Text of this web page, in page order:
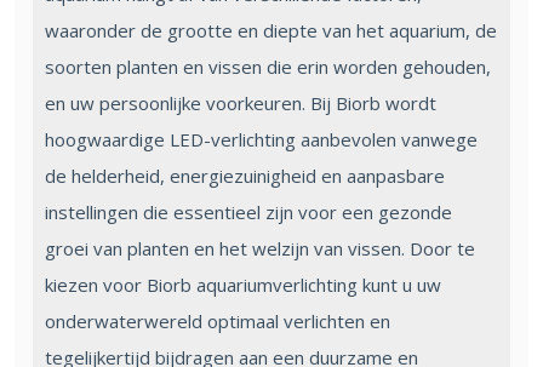
waaronder de grootte en diepte van het aquarium, de
soorten planten en vissen die erin worden gehouden,
en uw persoonlijke voorkeuren. Bij Biorb wordt
hoogwaardige LED-verlichting aanbevolen vanwege
de helderheid, energiezuinigheid en aanpasbare
instellingen die essentieel zijn voor een gezonde
groei van planten en het welzijn van vissen. Door te
kiezen voor Biorb aquariumverlichting kunt u uw
onderwaterwereld optimaal verlichten en
tegelijkertijd bijdragen aan een duurzame en